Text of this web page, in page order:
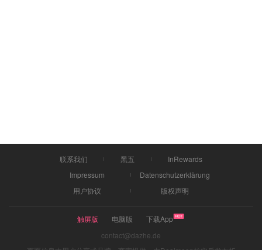
联系我们 黑五
InRewards
Impressum
Datenschutzerklärung
用户协议
版权声明
触屏版 电脑版
下载App
contact@dazhe.de